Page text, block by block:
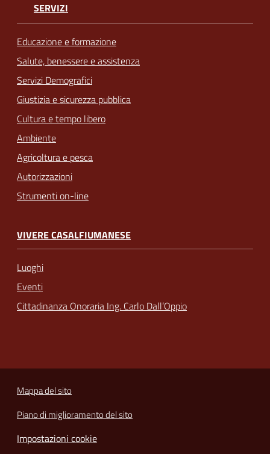
SERVIZI
Educazione e formazione
Salute, benessere e assistenza
Servizi Demografici
Giustizia e sicurezza pubblica
Cultura e tempo libero
Ambiente
Agricoltura e pesca
Autorizzazioni
Strumenti on-line
VIVERE CASALFIUMANESE
Luoghi
Eventi
Cittadinanza Onoraria Ing. Carlo Dall’Oppio
Mappa del sito
Piano di miglioramento del sito
Impostazioni cookie